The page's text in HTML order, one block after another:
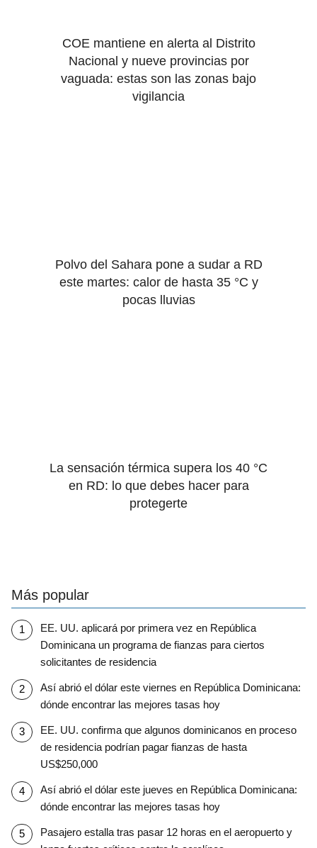
COE mantiene en alerta al Distrito
Nacional y nueve provincias por
vaguada: estas son las zonas bajo
vigilancia
Polvo del Sahara pone a sudar a RD
este martes: calor de hasta 35 °C y
pocas lluvias
La sensación térmica supera los 40 °C
en RD: lo que debes hacer para
protegerte
Más popular
EE. UU. aplicará por primera vez en República
Dominicana un programa de fianzas para ciertos
solicitantes de residencia
Así abrió el dólar este viernes en República Dominicana:
dónde encontrar las mejores tasas hoy
EE. UU. confirma que algunos dominicanos en proceso
de residencia podrían pagar fianzas de hasta
US$250,000
Así abrió el dólar este jueves en República Dominicana:
dónde encontrar las mejores tasas hoy
Pasajero estalla tras pasar 12 horas en el aeropuerto y